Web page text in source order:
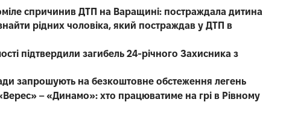
спричинив ДТП на Варащині: постраждала дитина
рідних чоловіка, який постраждав у ДТП в
підтвердили загибель 24-річного Захисника з
запрошують на безкоштовне обстеження легень
– «Динамо»: хто працюватиме на грі в Рівному